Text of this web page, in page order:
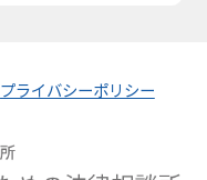
プライバシーポリシー